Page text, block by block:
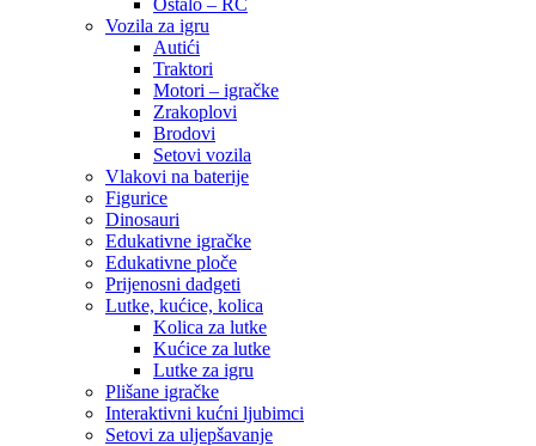
Ostalo – RC
Vozila za igru
Autići
Traktori
Motori – igračke
Zrakoplovi
Brodovi
Setovi vozila
Vlakovi na baterije
Figurice
Dinosauri
Edukativne igračke
Edukativne ploče
Prijenosni dadgeti
Lutke, kućice, kolica
Kolica za lutke
Kućice za lutke
Lutke za igru
Plišane igračke
Interaktivni kućni ljubimci
Setovi za uljepšavanje